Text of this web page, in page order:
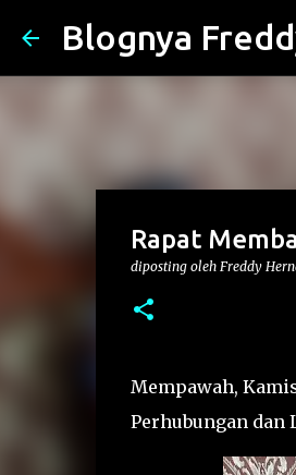
Blognya
Rapat
diposting oleh Freddy
Mempawah,
Perhubungan dan